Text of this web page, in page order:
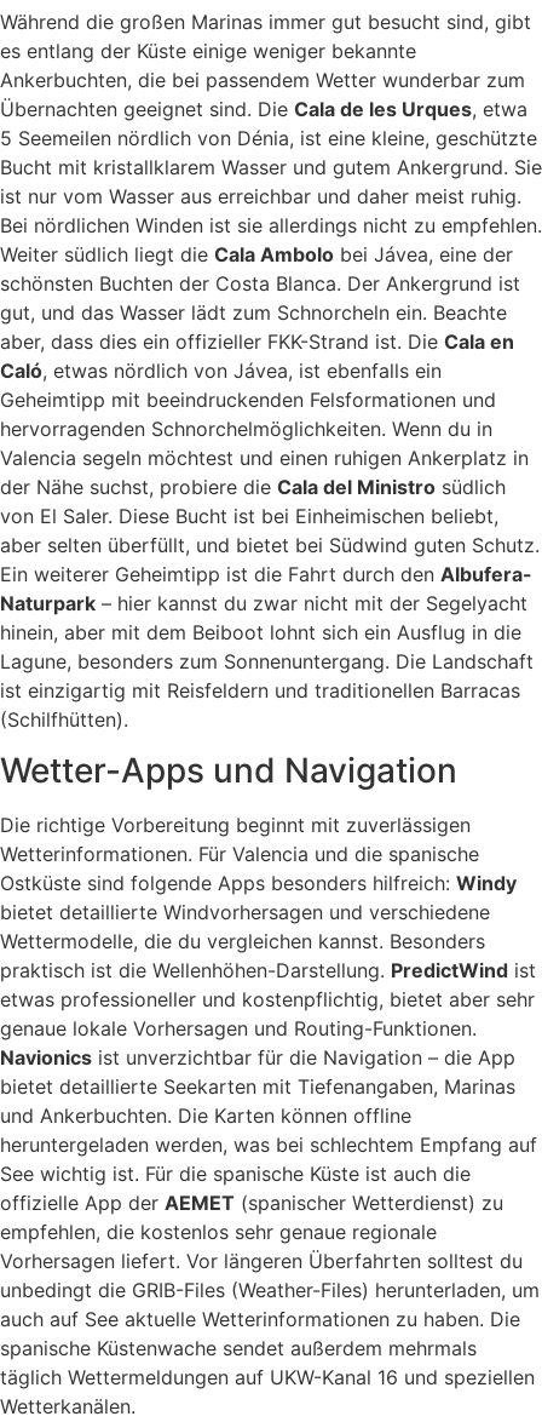
Während die großen Marinas immer gut besucht sind, gibt
es entlang der Küste einige weniger bekannte
Ankerbuchten, die bei passendem Wetter wunderbar zum
Übernachten geeignet sind. Die Cala de les Urques, etwa
5 Seemeilen nördlich von Dénia, ist eine kleine, geschützte
Bucht mit kristallklarem Wasser und gutem Ankergrund. Sie
ist nur vom Wasser aus erreichbar und daher meist ruhig.
Bei nördlichen Winden ist sie allerdings nicht zu empfehlen.
Weiter südlich liegt die Cala Ambolo bei Jávea, eine der
schönsten Buchten der Costa Blanca. Der Ankergrund ist
gut, und das Wasser lädt zum Schnorcheln ein. Beachte
aber, dass dies ein offizieller FKK-Strand ist. Die Cala en
Caló, etwas nördlich von Jávea, ist ebenfalls ein
Geheimtipp mit beeindruckenden Felsformationen und
hervorragenden Schnorchelmöglichkeiten. Wenn du in
Valencia segeln möchtest und einen ruhigen Ankerplatz in
der Nähe suchst, probiere die Cala del Ministro südlich
von El Saler. Diese Bucht ist bei Einheimischen beliebt,
aber selten überfüllt, und bietet bei Südwind guten Schutz.
Ein weiterer Geheimtipp ist die Fahrt durch den Albufera-
Naturpark – hier kannst du zwar nicht mit der Segelyacht
hinein, aber mit dem Beiboot lohnt sich ein Ausflug in die
Lagune, besonders zum Sonnenuntergang. Die Landschaft
ist einzigartig mit Reisfeldern und traditionellen Barracas
(Schilfhütten).
Wetter-Apps und Navigation
Die richtige Vorbereitung beginnt mit zuverlässigen
Wetterinformationen. Für Valencia und die spanische
Ostküste sind folgende Apps besonders hilfreich: Windy
bietet detaillierte Windvorhersagen und verschiedene
Wettermodelle, die du vergleichen kannst. Besonders
praktisch ist die Wellenhöhen-Darstellung. PredictWind ist
etwas professioneller und kostenpflichtig, bietet aber sehr
genaue lokale Vorhersagen und Routing-Funktionen.
Navionics ist unverzichtbar für die Navigation – die App
bietet detaillierte Seekarten mit Tiefenangaben, Marinas
und Ankerbuchten. Die Karten können offline
heruntergeladen werden, was bei schlechtem Empfang auf
See wichtig ist. Für die spanische Küste ist auch die
offizielle App der AEMET (spanischer Wetterdienst) zu
empfehlen, die kostenlos sehr genaue regionale
Vorhersagen liefert. Vor längeren Überfahrten solltest du
unbedingt die GRIB-Files (Weather-Files) herunterladen, um
auch auf See aktuelle Wetterinformationen zu haben. Die
spanische Küstenwache sendet außerdem mehrmals
täglich Wettermeldungen auf UKW-Kanal 16 und speziellen
Wetterkanälen.